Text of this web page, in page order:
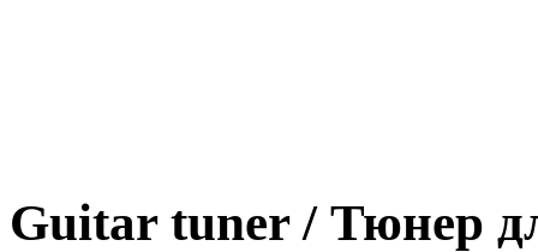
Guitar tuner / Тюнер